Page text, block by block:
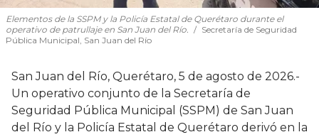
Elementos de la SSPM y la Policía Estatal de Querétaro durante el
operativo de patrullaje en San Juan del Río.
Secretaría de Seguridad
Pública Municipal, San Juan del Río
San Juan del Río, Querétaro, 5 de agosto de 2026.-
Un operativo conjunto de la Secretaría de
Seguridad Pública Municipal (SSPM) de San Juan
del Río y la Policía Estatal de Querétaro derivó en la